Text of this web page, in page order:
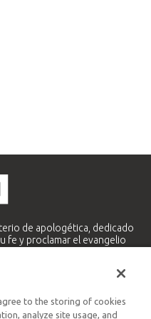
de apologética, dedicado
fe y proclamar el evangelio
y Latinoamericano
to the storing of cookies
analyze site usage, and